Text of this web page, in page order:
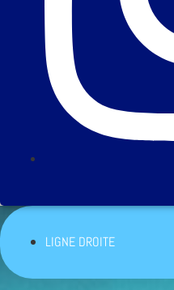
LIGNE DROITE